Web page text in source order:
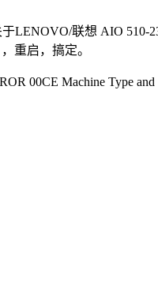
LENOVO/联想 AIO 510-
重启，搞定。
00CE Machine Type